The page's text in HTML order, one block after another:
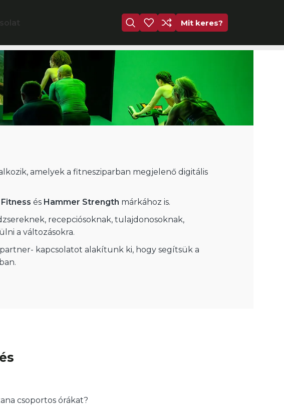
Mit keres?
amelyek a fitnesziparban megjelenő digitális
és Hammer Strength márkához is.
recepciósoknak, tulajdonosoknak,
a változásokra.
partner- kapcsolatot alakítunk ki, hogy segítsük a
csoportos órákat?